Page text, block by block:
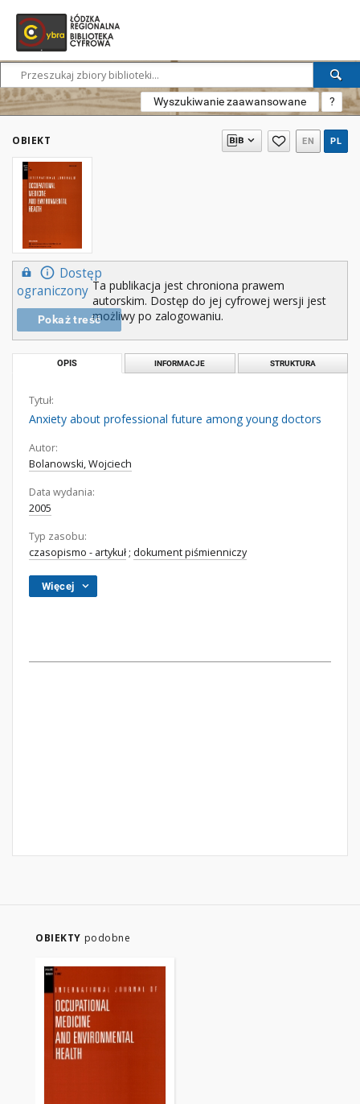
Wyszukiwanie zaawansowane ?
OBIEKT EN PL
Dostęp
ograniczony
Pokaż treść
Ta publikacja jest chroniona prawem
autorskim. Dostęp do jej cyfrowej wersji jest
możliwy po zalogowaniu.
OPIS INFORMACJE STRUKTURA
Tytuł:
Anxiety about professional future among young doctors
Autor:
Bolanowski, Wojciech
Data wydania:
2005
Typ zasobu:
czasopismo - artykuł ; dokument piśmienniczy
Więcej
OBIEKTY podobne